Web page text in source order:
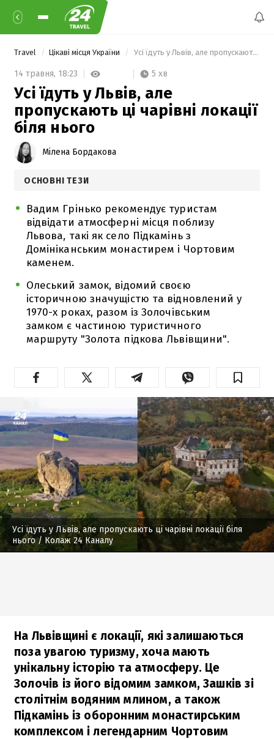
Travel Цікаві місця України Усі їдуть у Львів, але пропускають ці чарівні локації біля нього
14 травня, 18:23 5 хв
Усі їдуть у Львів, але
пропускають ці чарівні локації
біля нього
Мілена Бордакова
ОСНОВНІ ТЕЗИ
Вадим Грінько рекомендує туристам
відвідати атмосферні місця поблизу
Львова, такі як село Підкамінь з
Домініканським монастирем і Чортовим
каменем.
Олеський замок, відомий своєю
історичною значущістю та відновлений у
1970-х роках, разом із Золочівським
замком є частиною туристичного
маршруту "Золота підкова Львівщини".
Усі їдуть у Львів, але пропускають ці чарівні локації біля
нього/ Колаж 24 Каналу
На Львівщині є локації, які залишаються
поза увагою туризму, хоча мають
унікальну історію та атмосферу. Це
Золочів із його відомим замком, Зашків зі
столітнім водяним млином, а також
Підкамінь із оборонним монастирським
комплексом і легендарним Чортовим